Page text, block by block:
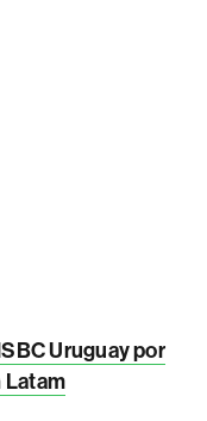
Uruguay por
Latam